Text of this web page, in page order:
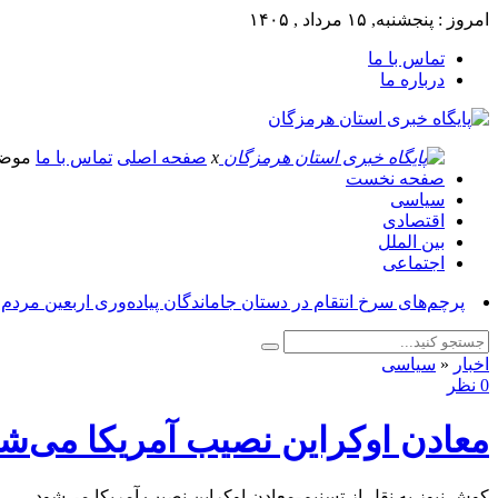
امروز : پنجشنبه, ۱۵ مرداد , ۱۴۰۵
تماس با ما
درباره ما
x صفحه اصلی تماس با ما
صفحه نخست
سیاسی
اقتصادی
بین الملل
اجتماعی
پرچم‌های سرخ انتقام در دستان جاماندگان پیاده‌وری اربعین مردم
اخبار « سیاسی
0 نظر
معادن اوکراین نصیب آمریکا